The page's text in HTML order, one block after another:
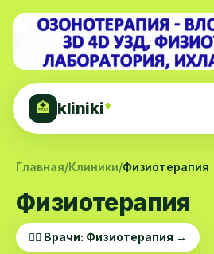
🏥 kliniki*
Главная/Клиники/Физиотерапия
Физиотерапия
👨‍⚕️ Врачи: Физиотерапия →